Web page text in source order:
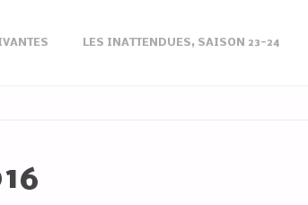
LES INATTENDUES, SAISON 23-24